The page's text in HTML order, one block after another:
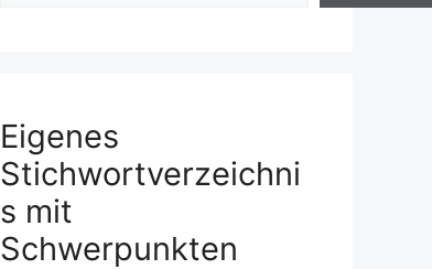
Eigenes
Stichwortverzeichni
s mit
Schwerpunkten